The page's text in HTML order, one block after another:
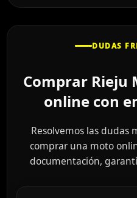
DUDAS
Comprar Rieju
online con
Resolvemos las dudas
comprar una moto
documentación,